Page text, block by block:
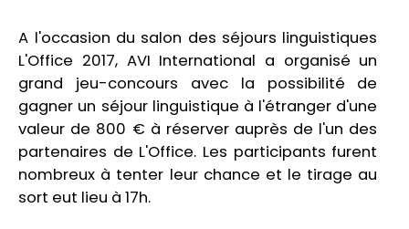
A l'occasion du salon des séjours linguistiques
L'Office 2017, AVI International a organisé un
grand jeu-concours avec la possibilité de
gagner un séjour linguistique à l'étranger d'une
valeur de 800 € à réserver auprès de l'un des
partenaires de L'Office. Les participants furent
nombreux à tenter leur chance et le tirage au
sort eut lieu à 17h.